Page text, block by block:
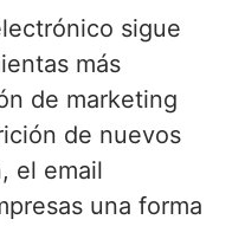
sigue
más
de marketing
de nuevos
el email
una forma